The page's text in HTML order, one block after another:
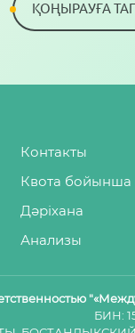
ҚОҢЫРАУҒА
Контакты
Квота бойынша
Дәріхана
Анализы
БИН: